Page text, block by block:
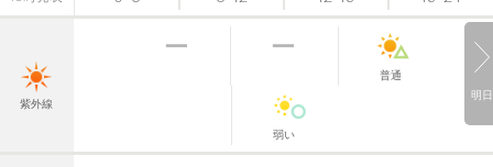
明日
紫外線
普通
弱い